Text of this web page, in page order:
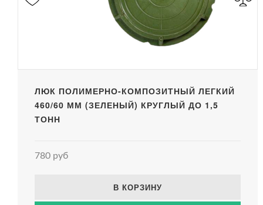
ЛЮК ПОЛИМЕРНО-КОМПОЗИТНЫЙ ЛЕГКИЙ
460/60 ММ (ЗЕЛЕНЫЙ) КРУГЛЫЙ ДО 1,5
ТОНН
780 руб
В КОРЗИНУ